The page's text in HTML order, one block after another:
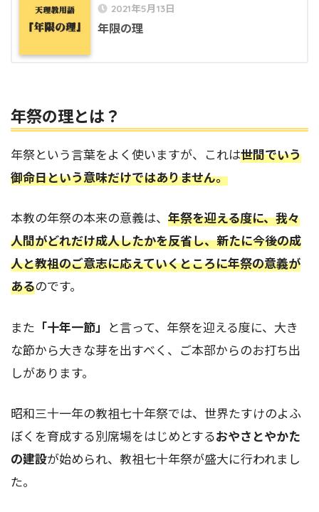
2021年5月13日
年限の理
年祭の理とは？
年祭という言葉をよく使いますが、これは世間でいう
御命日という意味だけではありません。
本教の年祭の本来の意義は、 年祭を迎える度に、我々
人間がどれだけ成人したかを反省し、新たに今後の成
人と教祖のご意志に応えていくところに年祭の意義が
あるのです。
また 「十年一節」 と言って、年祭を迎える度に、大き
な節から大きな芽を出すべく、ご本部からのお打ち出
しがあります。
昭和三十一年の教祖七十年祭では、世界たすけのよふ
ぼくを育成する別席場をはじめとするおやさとやかた
の建設が始められ、教祖七十年祭が盛大に行われまし
た。